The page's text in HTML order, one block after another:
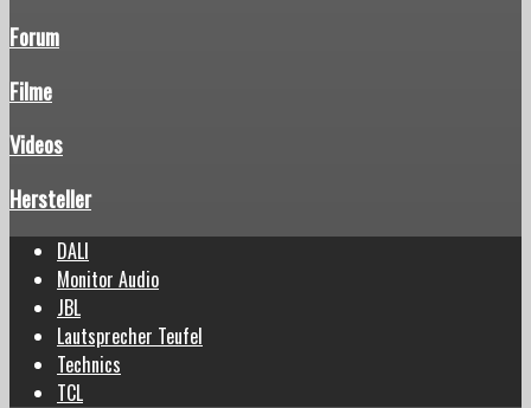
Forum
Filme
Videos
Hersteller
DALI
Monitor Audio
JBL
Lautsprecher Teufel
Technics
TCL